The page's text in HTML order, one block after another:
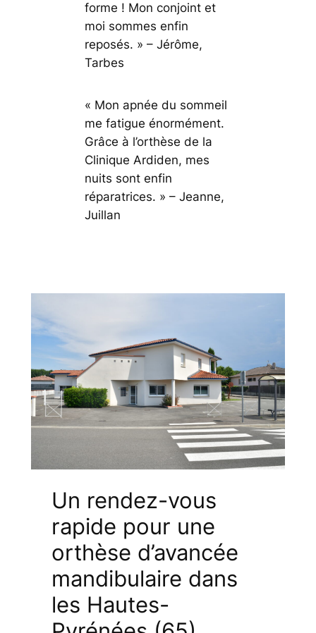
forme ! Mon conjoint et
moi sommes enfin
reposés. » – Jérôme,
Tarbes
« Mon apnée du sommeil
me fatigue énormément.
Grâce à l’orthèse de la
Clinique Ardiden, mes
nuits sont enfin
réparatrices. » – Jeanne,
Juillan
Un rendez-vous
rapide pour une
orthèse d’avancée
mandibulaire dans
les Hautes-